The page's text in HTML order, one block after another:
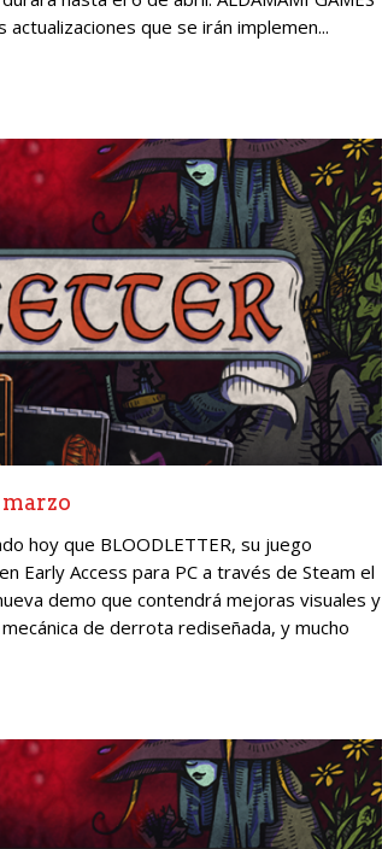
que se irán implemen...
hoy que BLOODLETTER, su juego
Early Access para PC a través de Steam el
demo que contendrá mejoras visuales y
de derrota rediseñada, y mucho